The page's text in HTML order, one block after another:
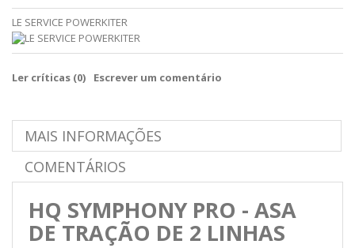
LE SERVICE POWERKITER
Ler críticas (0) Escrever um comentário
MAIS INFORMAÇÕES
COMENTÁRIOS
HQ SYMPHONY PRO - ASA
DE TRAÇÃO DE 2 LINHAS